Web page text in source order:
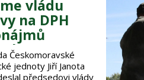
chránícím
vládu
na DPH
Českomoravské
jednoty Jiří Janota
předsedovi vlády